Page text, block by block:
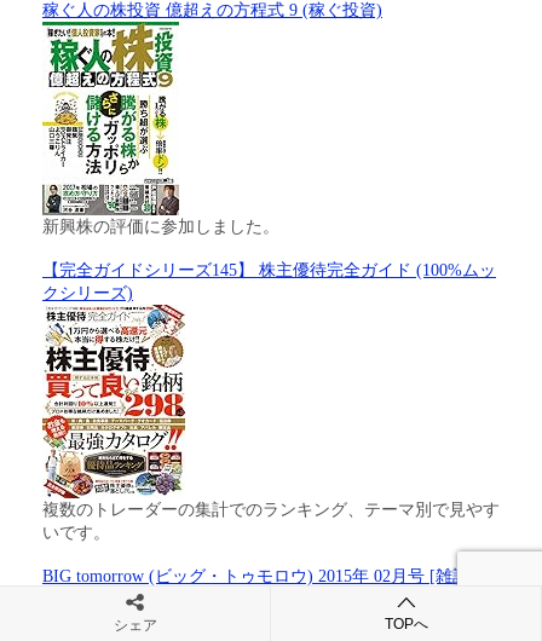
稼ぐ人の株投資 億超えの方程式 9 (稼ぐ投資)
新興株の評価に参加しました。
【完全ガイドシリーズ145】 株主優待完全ガイド (100%ムッ
クシリーズ)
複数のトレーダーの集計でのランキング、テーマ別で見やす
いです。
BIG tomorrow (ビッグ・トゥモロウ) 2015年 02月号 [雑誌]
シェア TOPへ